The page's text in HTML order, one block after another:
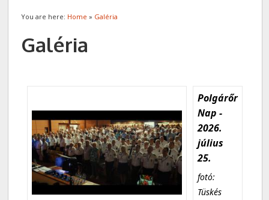
You are here: Home » Galéria
Galéria
Polgárőr
Nap -
2026.
július
25.
fotó:
Tüskés